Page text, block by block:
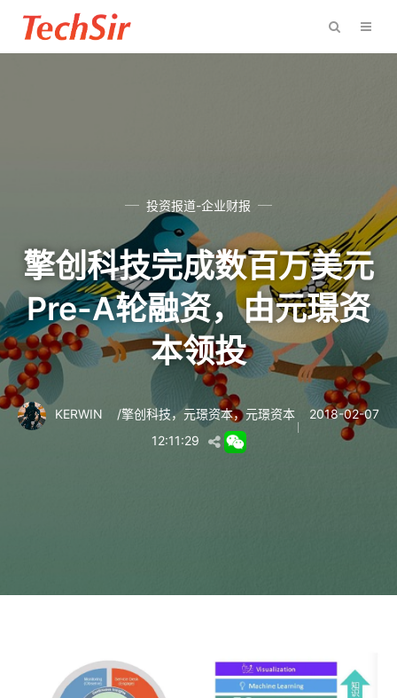
投资报道-企业财报
擎创科技完成数百万美元
Pre-A轮融资，由元璟资
本领投
KERWIN /擎创科技，元璟资本，元璟资本
2018-02-07
12:11:29